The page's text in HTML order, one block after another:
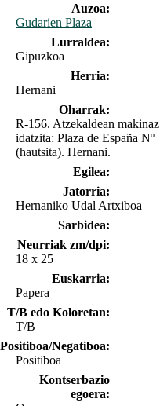
Auzoa:
Gudarien Plaza
Lurraldea:
Gipuzkoa
Herria:
Hernani
Oharrak:
R-156. Atzekaldean makinaz
idatzita: Plaza de España Nº
(hautsita). Hernani.
Egilea:
Jatorria:
Hernaniko Udal Artxiboa
Sarbidea:
Neurriak zm/dpi:
18 x 25
Euskarria:
Papera
T/B edo Koloretan:
T/B
Positiboa/Negatiboa:
Positiboa
Kontserbazio
egoera: